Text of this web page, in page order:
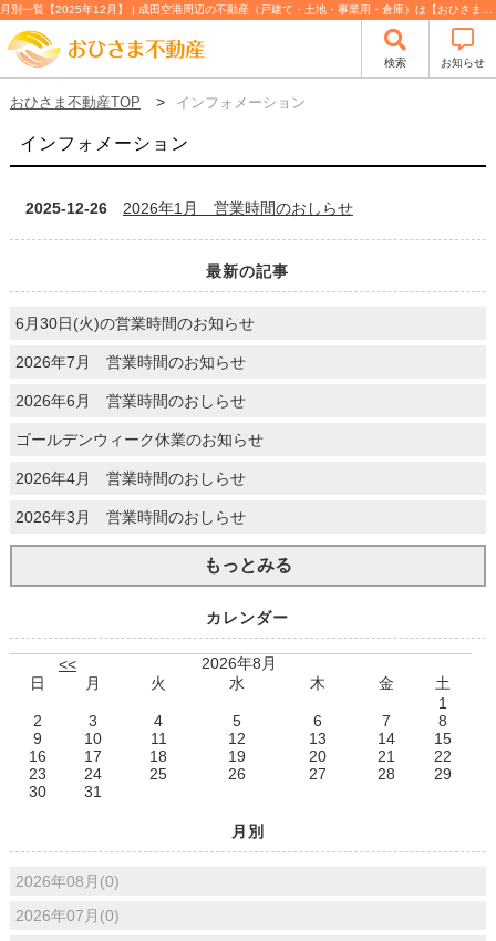
検索 お知らせ
おひさま不動産TOP インフォメーション
インフォメーション
2025-12-26 2026年1月 営業時間のおしらせ
最新の記事
6月30日(火)の営業時間のお知らせ
2026年7月 営業時間のお知らせ
2026年6月 営業時間のおしらせ
ゴールデンウィーク休業のお知らせ
2026年4月 営業時間のおしらせ
2026年3月 営業時間のおしらせ
もっとみる
カレンダー
<<
2026年8月
日
月 火 水 木 金
土
1
2
3 4 5 6 7
8
9
10 11 12 13 14
15
16
17 18 19 20 21
22
23
24 25 26 27 28
29
30
31
月別
2026年08月(0)
2026年07月(0)